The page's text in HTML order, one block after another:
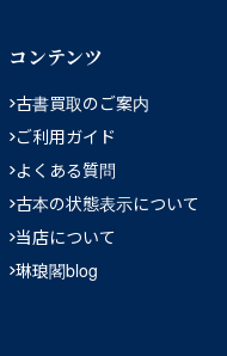
コンテンツ
古書買取のご案内
ご利用ガイド
よくある質問
古本の状態表示について
当店について
琳琅閣blog